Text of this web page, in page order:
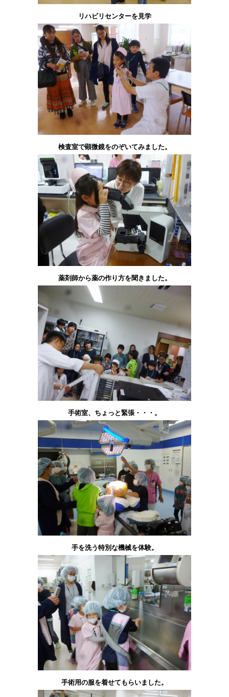
リハビリセンターを見学
検査室で顕微鏡をのぞいてみました。
薬剤師から薬の作り方を聞きました。
手術室、ちょっと緊張・・・。
手を洗う特別な機械を体験。
手術用の服を着せてもらいました。